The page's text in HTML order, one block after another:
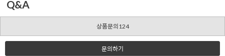
Q&A
상품문의124
문의하기